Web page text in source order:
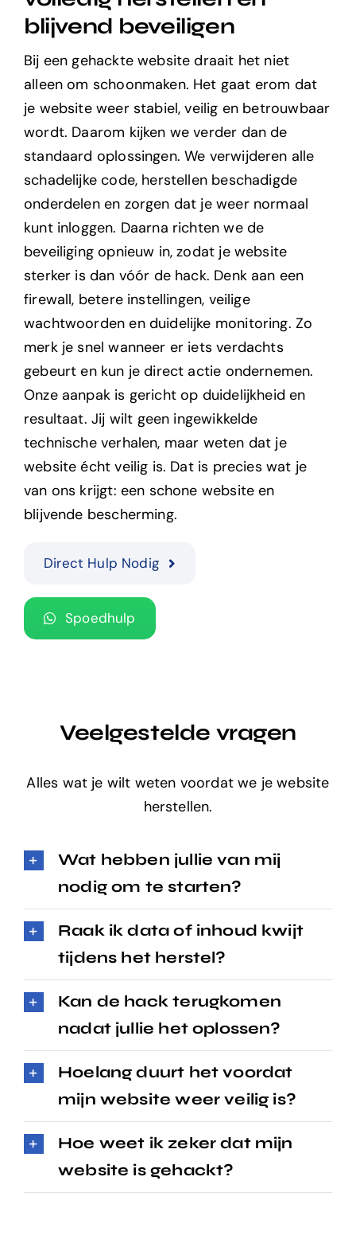
blijvend beveiligen
Bij een gehackte website draait het niet
alleen om schoonmaken. Het gaat erom dat
je website weer stabiel, veilig en betrouwbaar
wordt. Daarom kijken we verder dan de
standaard oplossingen. We verwijderen alle
schadelijke code, herstellen beschadigde
onderdelen en zorgen dat je weer normaal
kunt inloggen. Daarna richten we de
beveiliging opnieuw in, zodat je website
sterker is dan vóór de hack. Denk aan een
firewall, betere instellingen, veilige
wachtwoorden en duidelijke monitoring. Zo
merk je snel wanneer er iets verdachts
gebeurt en kun je direct actie ondernemen.
Onze aanpak is gericht op duidelijkheid en
resultaat. Jij wilt geen ingewikkelde
technische verhalen, maar weten dat je
website écht veilig is. Dat is precies wat je
van ons krijgt: een schone website en
blijvende bescherming.
Direct Hulp Nodig
Spoedhulp
Veelgestelde vragen
Alles wat je wilt weten voordat we je website
herstellen.
Wat hebben jullie van mij
nodig om te starten?
Raak ik data of inhoud kwijt
tijdens het herstel?
Kan de hack terugkomen
nadat jullie het oplossen?
Hoelang duurt het voordat
mijn website weer veilig is?
Hoe weet ik zeker dat mijn
website is gehackt?